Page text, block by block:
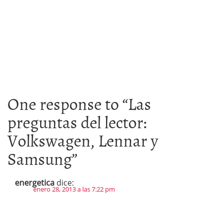
One response to “Las
preguntas del lector:
Volkswagen, Lennar y
Samsung”
energetica dice:
enero 28, 2013 a las 7:22 pm